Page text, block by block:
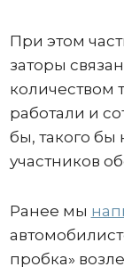
При этом
заторы
количеством
работали и
бы, такого бы
участников
Ранее мы
пробка»